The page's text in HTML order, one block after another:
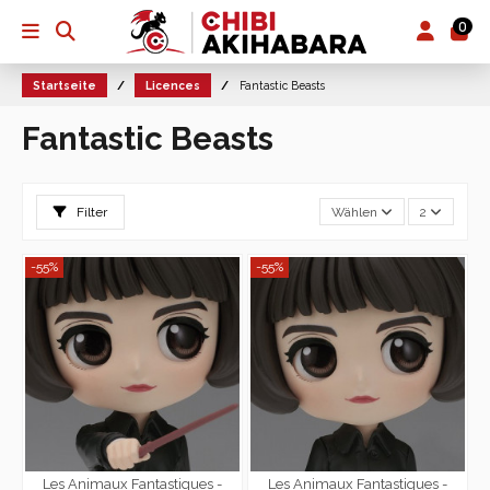
0
Startseite Licences Fantastic Beasts
Fantastic Beasts
Filter Wählen 2
-55%
Les Animaux Fantastiques -
-55%
Les Animaux Fantastiques -